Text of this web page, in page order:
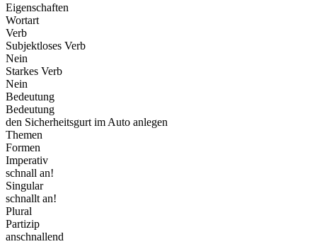
Eigenschaften
Wortart
Verb
Subjektloses Verb
Nein
Starkes Verb
Nein
Bedeutung
Bedeutung
den Sicherheitsgurt im Auto anlegen
Themen
Formen
Imperativ
schnall an!
Singular
schnallt an!
Plural
Partizip
anschnallend